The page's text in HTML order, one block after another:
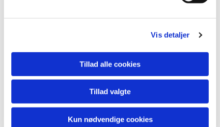
Vis detaljer
Tillad alle cookies
Tillad valgte
Kun nødvendige cookies

Kontakt kirkekontoret
35 42 17 44